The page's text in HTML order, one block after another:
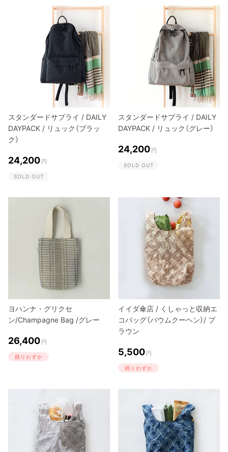
スタンダードサプライ / DAILY
DAYPACK / リュック（ブラッ
ク）
24,200 円
SOLD OUT
スタンダードサプライ / DAILY
DAYPACK / リュック（グレー）
24,200 円
SOLD OUT
ヨハンナ・グリクセ
ン/Champagne Bag /グレー
26,400 円
残りわずか
イイダ傘店 / くしゃっと収納エ
コバッグ（バウムクーヘン）/ ブ
ラウン
5,500 円
残りわずか